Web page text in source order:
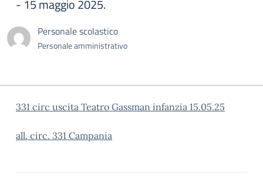
- 15 maggio 2025.
Personale scolastico
Personale amministrativo
331 circ uscita Teatro Gassman infanzia 15.05.25
all. circ. 331 Campania